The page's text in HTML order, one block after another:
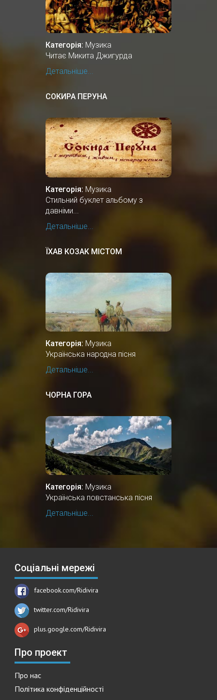
Категорія: Музика
Читає Микита Джигурда
Детальніше...
СОКИРА ПЕРУНА
Категорія: Музика
Стильний буклет альбому з
давніми...
Детальніше...
ЇХАВ КОЗАК МІСТОМ
Категорія: Музика
Українська народна пісня
Детальніше...
ЧОРНА ГОРА
Категорія: Музика
Українська повстанська пісня
Детальніше...
Соціальні мережі
facebook.com/Ridivira
twitter.com/Ridivira
plus.google.com/Ridivira
Про проект
Про нас
Політика конфіденційності